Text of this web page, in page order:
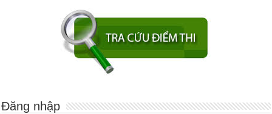
Đăng nhập